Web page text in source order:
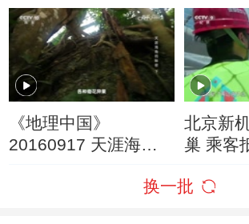
《地理中国》
20160917 天涯海角
北京新
巢 乘客
换一批